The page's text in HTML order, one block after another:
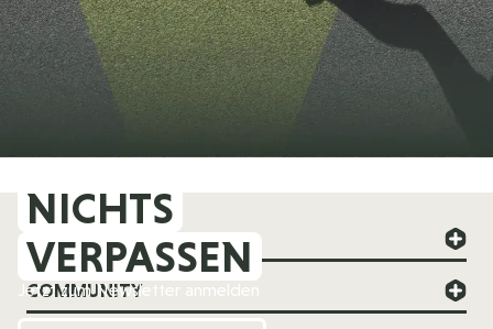
NICHTS
VERPASSEN
Jetzt zum Newsletter anmelden
FOREVER YOUNG
COMMUNITY